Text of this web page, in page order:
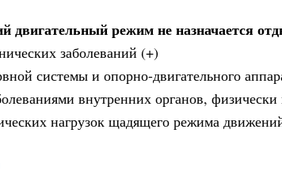
режим не назначается
заболеваний (+)
системы и опорно-двигательного
внутренних органов,
нагрузок щадящего режима